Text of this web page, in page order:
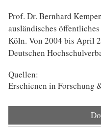
Prof. Dr. Bernhard
ausländisches
Köln. Von 2004 bis April
Deutschen
Quellen:
Erschienen in Forschung